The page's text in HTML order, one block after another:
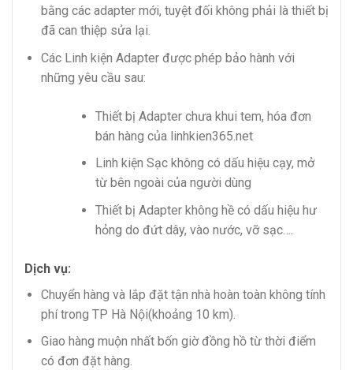
bằng các adapter mới, tuyệt đối không phải là thiết bị
đã can thiệp sửa lại.
Các Linh kiện Adapter được phép bảo hành với
những yêu cầu sau:
Thiết bị Adapter chưa khui tem, hóa đơn
bán hàng của linhkien365.net
Linh kiện Sạc không có dấu hiệu cạy, mở
từ bên ngoài của người dùng
Thiết bị Adapter không hề có dấu hiệu hư
hỏng do đứt dây, vào nước, vỡ sạc….
Dịch vụ:
Chuyển hàng và lắp đặt tận nhà hoàn toàn không tính
phí trong TP Hà Nội(khoảng 10 km).
Giao hàng muộn nhất bốn giờ đồng hồ từ thời điểm
có đơn đặt hàng.